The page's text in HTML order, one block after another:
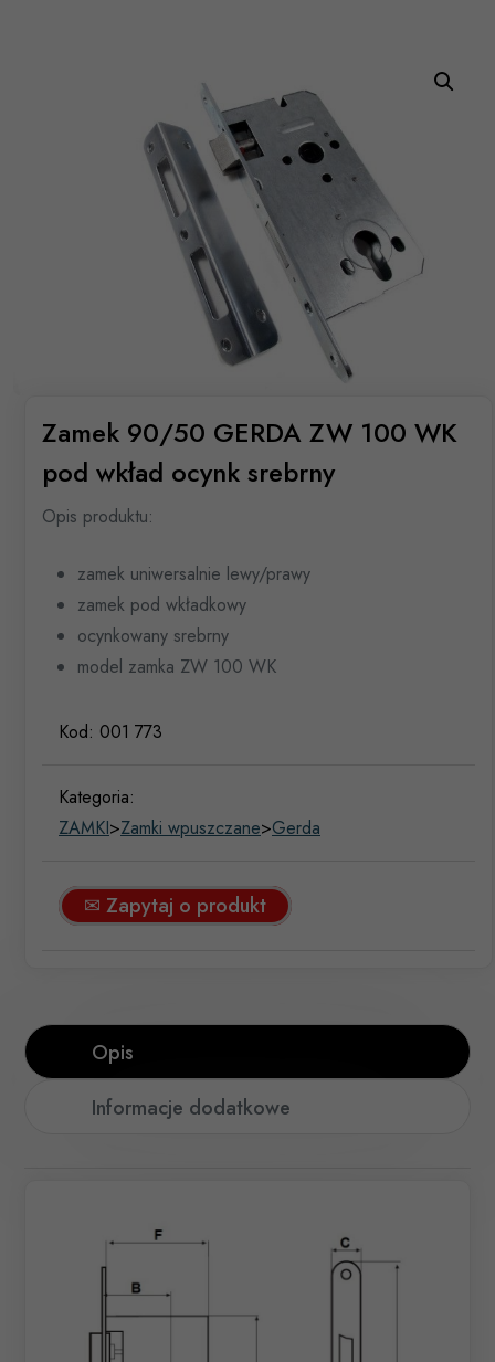
Zamek 90/50 GERDA ZW 100 WK
pod wkład ocynk srebrny
Opis produktu:
zamek uniwersalnie lewy/prawy
zamek pod wkładkowy
ocynkowany srebrny
model zamka ZW 100 WK
Kod: 001 773
Kategoria:
ZAMKI>Zamki wpuszczane>Gerda
✉ Zapytaj o produkt
Opis
Informacje dodatkowe